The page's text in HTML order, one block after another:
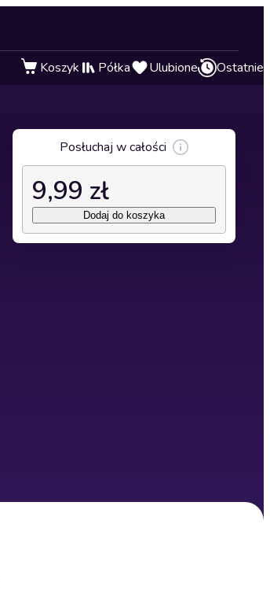
Koszyk Półka Ulubione Ostatnie
Posłuchaj w całości
9,99 zł
Dodaj do koszyka